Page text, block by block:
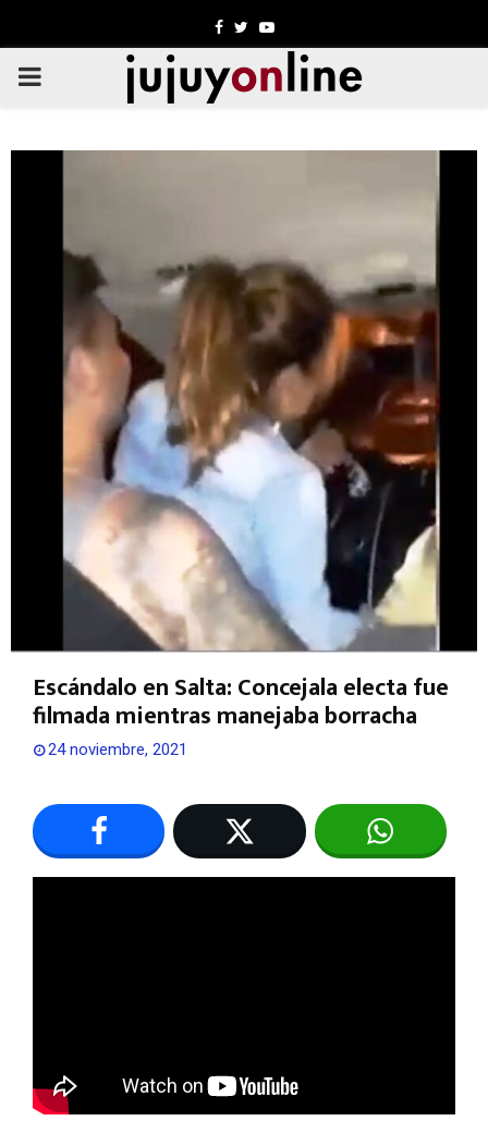
Facebook
TwitterYoutube
PRIMARY
Escándalo en Salta: Concejala electa fue
filmada mientras manejaba borracha
24 noviembre, 2021